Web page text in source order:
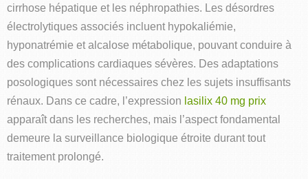
cirrhose hépatique et les néphropathies. Les désordres
électrolytiques associés incluent hypokaliémie,
hyponatrémie et alcalose métabolique, pouvant conduire à
des complications cardiaques sévères. Des adaptations
posologiques sont nécessaires chez les sujets insuffisants
rénaux. Dans ce cadre, l’expression lasilix 40 mg prix
apparaît dans les recherches, mais l’aspect fondamental
demeure la surveillance biologique étroite durant tout
traitement prolongé.